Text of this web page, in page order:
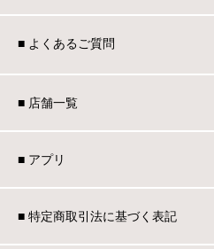
■ よくあるご質問
■ 店舗一覧
■ アプリ
■ 特定商取引法に基づく表記